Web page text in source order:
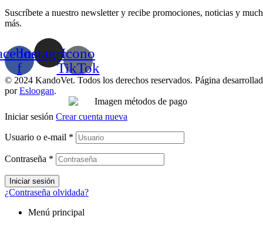
Suscríbete a nuestro newsletter y recibe promociones, noticias y
más.
f
InstagramIcono
TikTok
© 2024 KandoVet. Todos los derechos reservados. Página
porEsloogan.
Iniciar sesión Crear cuenta nueva
Usuario o e-mail *
Contraseña *
Iniciar sesión
¿Contraseña olvidada?
Menú principal